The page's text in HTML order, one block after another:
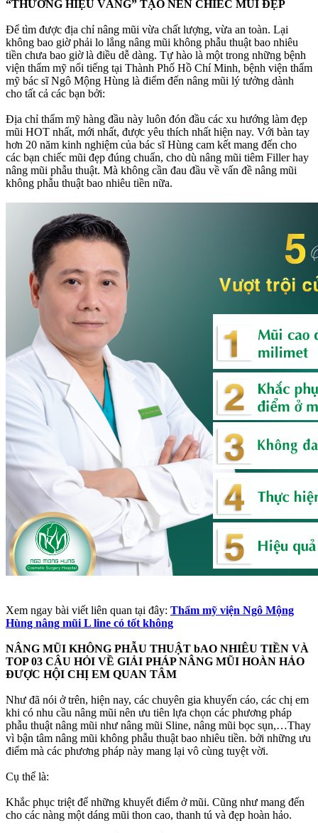
“THƯƠNG HIỆU VÀNG” TẠO NÊN CHIẾC MŨI ĐẸP
Để tìm được địa chỉ nâng mũi vừa chất lượng, vừa an toàn. Lại
không bao giờ phải lo lắng nâng mũi không phẫu thuật bao nhiêu
tiền chưa bao giờ là điều dễ dàng. Tự hào là một trong những bệnh
viện thẩm mỹ nổi tiếng tại Thành Phố Hồ Chí Minh, bệnh viện thẩm
mỹ bác sĩ Ngô Mộng Hùng là điểm đến nâng mũi lý tưởng dành
cho tất cả các bạn bởi:
Địa chỉ thẩm mỹ hàng đầu này luôn đón đầu các xu hướng làm đẹp
mũi HOT nhất, mới nhất, được yêu thích nhất hiện nay. Với bàn tay
hơn 20 năm kinh nghiệm của bác sĩ Hùng cam kết mang đến cho
các bạn chiếc mũi đẹp đúng chuẩn, cho dù nâng mũi tiêm Filler hay
nâng mũi phẫu thuật. Mà không cần đau đầu về vấn đề nâng mũi
không phẫu thuật bao nhiêu tiền nữa.
Xem ngay bài viết liên quan tại đây: Thẩm mỹ viện Ngô Mộng
Hùng nâng mũi L line có tốt không
NÂNG MŨI KHÔNG PHẪU THUẬT bAO NHIÊU TIỀN VÀ
TOP 03 CÂU HỎI VỀ GIẢI PHÁP NÂNG MŨI HOÀN HẢO
ĐƯỢC HỘI CHỊ EM QUAN TÂM
Như đã nói ở trên, hiện nay, các chuyên gia khuyến cáo, các chị em
khi có nhu cầu nâng mũi nên ưu tiên lựa chọn các phương pháp
phẫu thuật nâng mũi như nâng mũi Sline, nâng mũi bọc sụn,…Thay
vì bận tâm nâng mũi không phẫu thuật bao nhiêu tiền. bởi những ưu
điểm mà các phương pháp này mang lại vô cùng tuyệt vời.
Cụ thể là:
Khắc phục triệt để những khuyết điểm ở mũi. Cũng như mang đến
cho các nàng một dáng mũi thon cao, thanh tú và đẹp hoàn hảo.